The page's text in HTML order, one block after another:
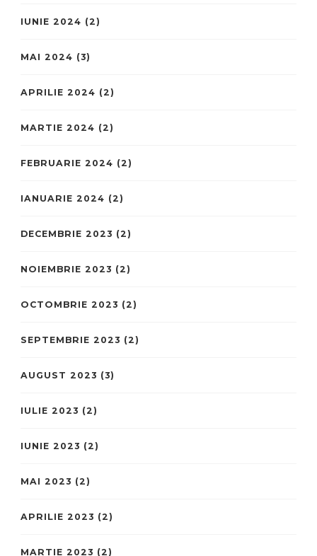
IUNIE 2024 (2)
MAI 2024 (3)
APRILIE 2024 (2)
MARTIE 2024 (2)
FEBRUARIE 2024 (2)
IANUARIE 2024 (2)
DECEMBRIE 2023 (2)
NOIEMBRIE 2023 (2)
OCTOMBRIE 2023 (2)
SEPTEMBRIE 2023 (2)
AUGUST 2023 (3)
IULIE 2023 (2)
IUNIE 2023 (2)
MAI 2023 (2)
APRILIE 2023 (2)
MARTIE 2023 (2)